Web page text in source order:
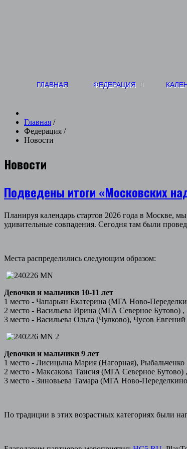
ГЛАВНАЯ ФЕДЕРАЦИЯ
Главная /
Федерация /
Новости
Новости
Подведены итоги «Московских
Планируя календарь стартов 2026 года в Москве,
удивительные совпадения. Сегодня там были
Места распределились следующим образом:
Девочки и мальчики 10-11 лет
1 место - Чапарьян Екатерина (МГА Ново-
2 место - Васильева Ирина (МГА Северное
3 место - Васильева Ольга (Чулково), Чусов
Девочки и мальчики 9 лет
1 место - Лисицына Мария (Нагорная),
2 место - Максакова Таисия (МГА Северное
3 место - Зиновьева Тамара (МГА Ново-
По традиции в этих возрастных категориях были